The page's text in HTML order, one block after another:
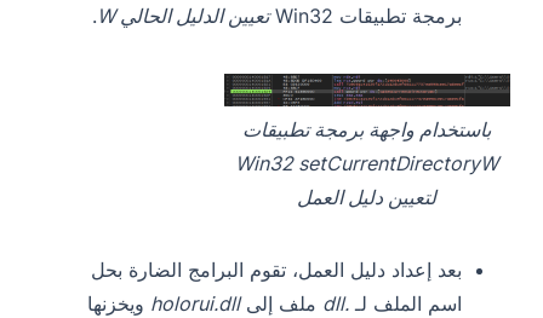
برمجة تطبيقات Win32
تعيين الدليل الحالي W .
باستخدام واجهة برمجة تطبيقات
Win32 setCurrentDirectoryW
لتعيين دليل العمل
بعد إعداد دليل العمل، تقوم البرامج الضارة بحل
اسم الملف لـ.dll ملف إلىholorui.dll ويخزنها